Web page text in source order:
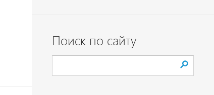
Поиск по сайту